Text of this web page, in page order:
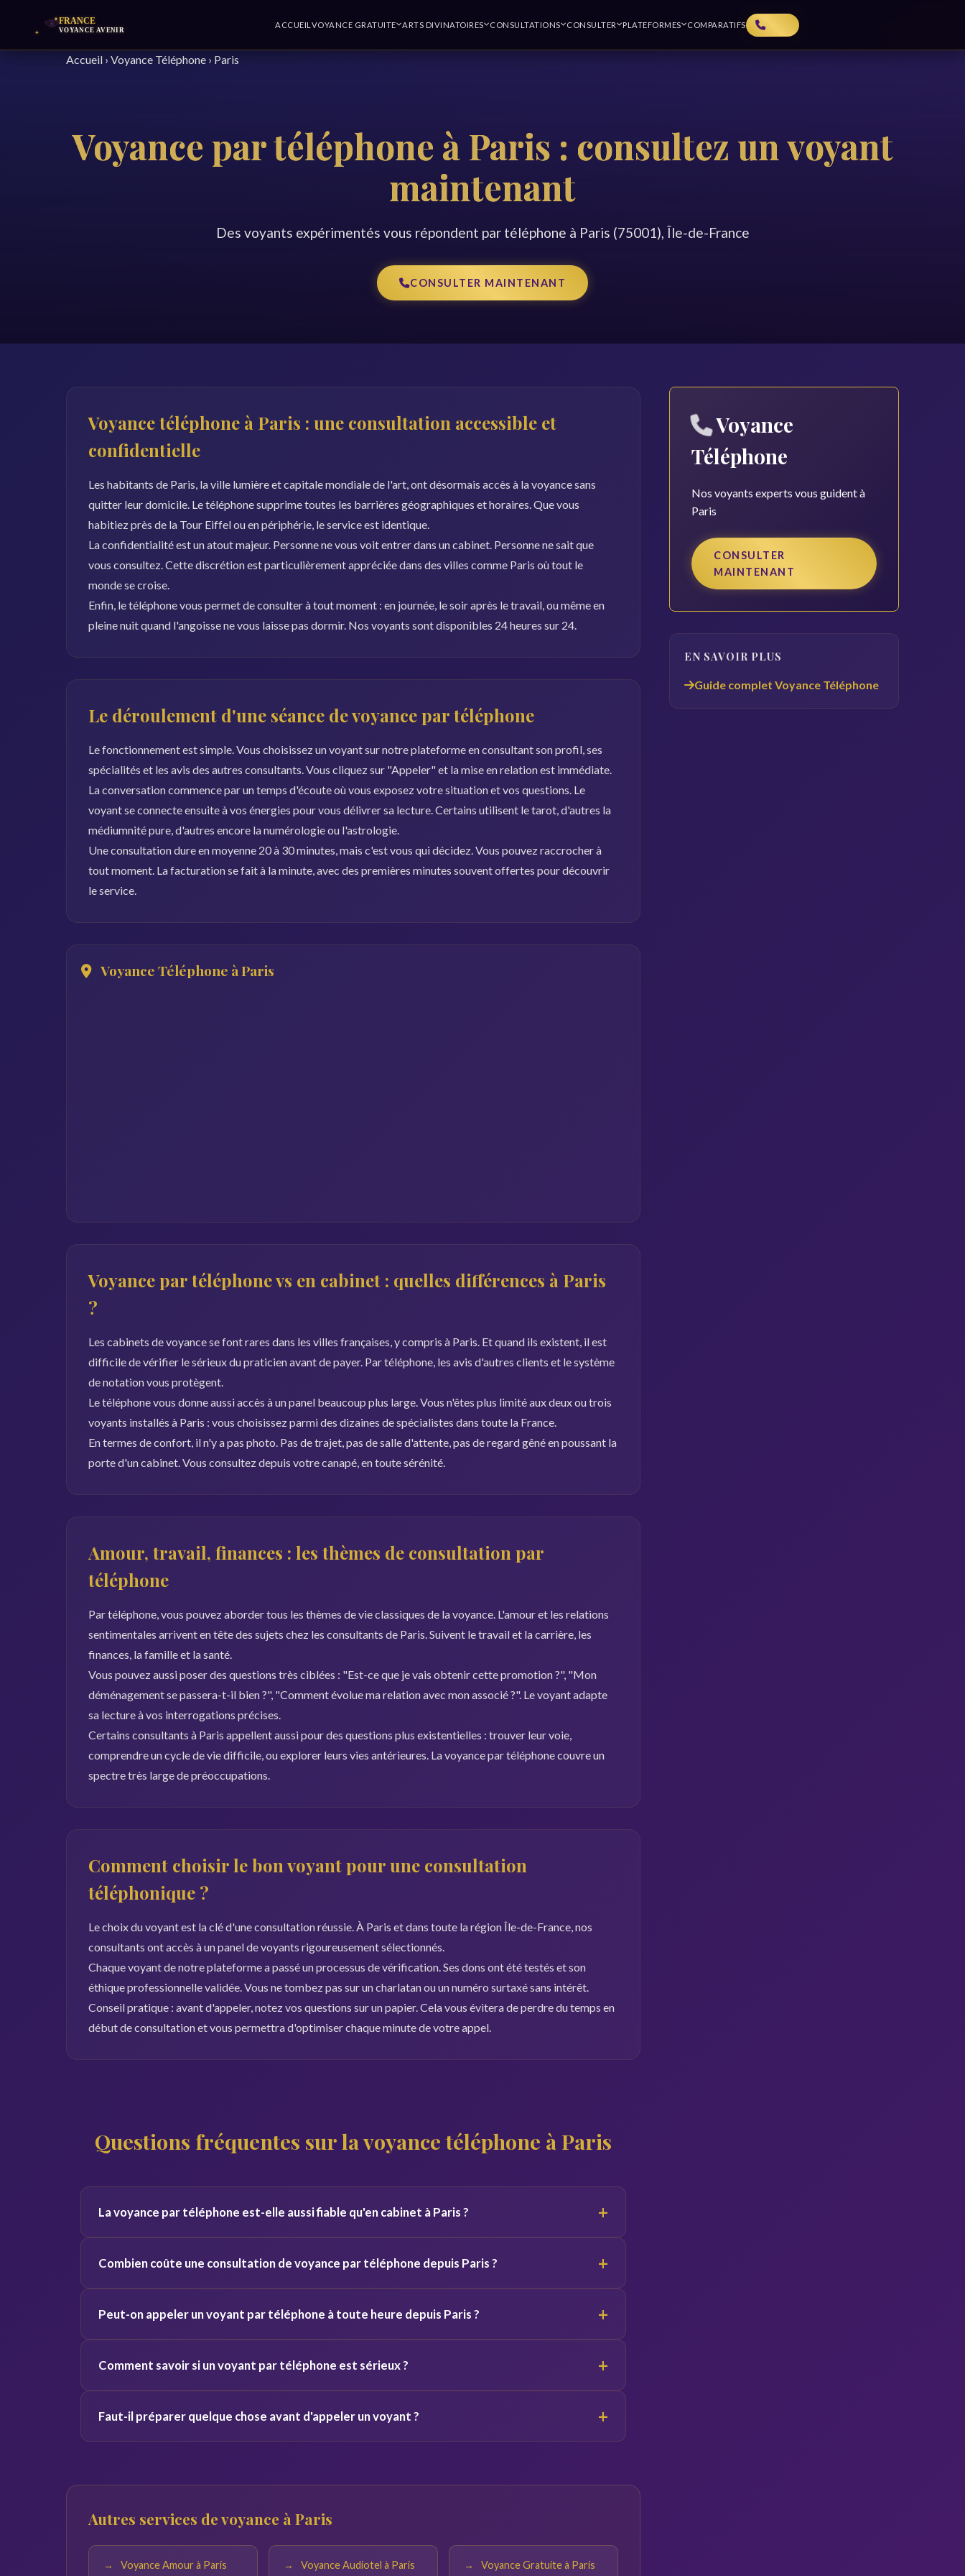
ACCUEIL VOYANCE GRATUITE ARTS DIVINATOIRES CONSULTATIONS CONSULTER PLATEFORMES COMPARATIFS
Accueil › Voyance Téléphone › Paris
Voyance par téléphone à Paris : consultez un voyant
maintenant
Des voyants expérimentés vous répondent par téléphone à Paris (75001), Île-de-France
CONSULTER MAINTENANT
Voyance téléphone à Paris : une consultation accessible et
confidentielle
Les habitants de Paris, la ville lumière et capitale mondiale de l'art, ont désormais accès à la voyance sans
quitter leur domicile. Le téléphone supprime toutes les barrières géographiques et horaires. Que vous
habitiez près de la Tour Eiffel ou en périphérie, le service est identique.
La confidentialité est un atout majeur. Personne ne vous voit entrer dans un cabinet. Personne ne sait que
vous consultez. Cette discrétion est particulièrement appréciée dans des villes comme Paris où tout le
monde se croise.
Enfin, le téléphone vous permet de consulter à tout moment : en journée, le soir après le travail, ou même en
pleine nuit quand l'angoisse ne vous laisse pas dormir. Nos voyants sont disponibles 24 heures sur 24.
Le déroulement d'une séance de voyance par téléphone
Le fonctionnement est simple. Vous choisissez un voyant sur notre plateforme en consultant son profil, ses
spécialités et les avis des autres consultants. Vous cliquez sur "Appeler" et la mise en relation est immédiate.
La conversation commence par un temps d'écoute où vous exposez votre situation et vos questions. Le
voyant se connecte ensuite à vos énergies pour vous délivrer sa lecture. Certains utilisent le tarot, d'autres la
médiumnité pure, d'autres encore la numérologie ou l'astrologie.
Une consultation dure en moyenne 20 à 30 minutes, mais c'est vous qui décidez. Vous pouvez raccrocher à
tout moment. La facturation se fait à la minute, avec des premières minutes souvent offertes pour découvrir
le service.
Voyance Téléphone à Paris
Voyance par téléphone vs en cabinet : quelles différences à Paris
?
Les cabinets de voyance se font rares dans les villes françaises, y compris à Paris. Et quand ils existent, il est
difficile de vérifier le sérieux du praticien avant de payer. Par téléphone, les avis d'autres clients et le système
de notation vous protègent.
Le téléphone vous donne aussi accès à un panel beaucoup plus large. Vous n'êtes plus limité aux deux ou trois
voyants installés à Paris : vous choisissez parmi des dizaines de spécialistes dans toute la France.
En termes de confort, il n'y a pas photo. Pas de trajet, pas de salle d'attente, pas de regard gêné en poussant la
porte d'un cabinet. Vous consultez depuis votre canapé, en toute sérénité.
Amour, travail, finances : les thèmes de consultation par
téléphone
Par téléphone, vous pouvez aborder tous les thèmes de vie classiques de la voyance. L'amour et les relations
sentimentales arrivent en tête des sujets chez les consultants de Paris. Suivent le travail et la carrière, les
finances, la famille et la santé.
Vous pouvez aussi poser des questions très ciblées : "Est-ce que je vais obtenir cette promotion ?", "Mon
déménagement se passera-t-il bien ?", "Comment évolue ma relation avec mon associé ?". Le voyant adapte
sa lecture à vos interrogations précises.
Certains consultants à Paris appellent aussi pour des questions plus existentielles : trouver leur voie,
comprendre un cycle de vie difficile, ou explorer leurs vies antérieures. La voyance par téléphone couvre un
spectre très large de préoccupations.
Comment choisir le bon voyant pour une consultation
téléphonique ?
Le choix du voyant est la clé d'une consultation réussie. À Paris et dans toute la région Île-de-France, nos
consultants ont accès à un panel de voyants rigoureusement sélectionnés.
Chaque voyant de notre plateforme a passé un processus de vérification. Ses dons ont été testés et son
éthique professionnelle validée. Vous ne tombez pas sur un charlatan ou un numéro surtaxé sans intérêt.
Conseil pratique : avant d'appeler, notez vos questions sur un papier. Cela vous évitera de perdre du temps en
début de consultation et vous permettra d'optimiser chaque minute de votre appel.
Questions fréquentes sur la voyance téléphone à Paris
La voyance par téléphone est-elle aussi fiable qu'en cabinet à Paris ? +
voix et vos vibrations, ce qui donne des résultats équivalents.
Combien coûte une consultation de voyance par téléphone depuis Paris ? +
pour découvrir le service sans engagement.
Peut-on appeler un voyant par téléphone à toute heure depuis Paris ? +
et toute la France.
Comment savoir si un voyant par téléphone est sérieux ? +
offertes pour tester la connexion avant de vous engager.
Faut-il préparer quelque chose avant d'appeler un voyant ? +
Autres services de voyance à Paris
Voyance Amour à Paris Voyance Audiotel à Paris Voyance Gratuite à Paris
Voyance
Téléphone
Nos voyants experts vous guident à
Paris
CONSULTER
MAINTENANT
EN SAVOIR PLUS
Guide complet Voyance Téléphone